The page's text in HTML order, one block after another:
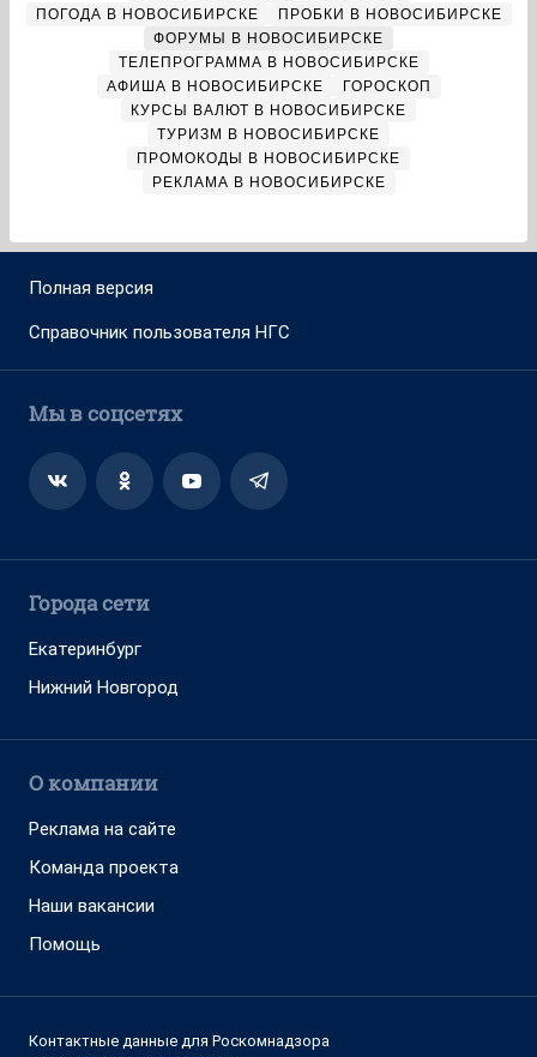
ПОГОДА В НОВОСИБИРСКЕ
ПРОБКИ В НОВОСИБИРСКЕ
ФОРУМЫ В НОВОСИБИРСКЕ
ТЕЛЕПРОГРАММА В НОВОСИБИРСКЕ
АФИША В НОВОСИБИРСКЕ
ГОРОСКОП
КУРСЫ ВАЛЮТ В НОВОСИБИРСКЕ
ТУРИЗМ В НОВОСИБИРСКЕ
ПРОМОКОДЫ В НОВОСИБИРСКЕ
РЕКЛАМА В НОВОСИБИРСКЕ
Полная версия
Справочник пользователя НГС
Мы в соцсетях
Города сети
Екатеринбург
Нижний Новгород
О компании
Реклама на сайте
Команда проекта
Наши вакансии
Помощь
Контактные данные для Роскомнадзора